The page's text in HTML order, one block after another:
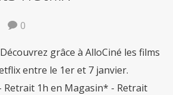
bonne
achat rapide
les gars, mais les
aussi des douleurs
pilule viagra
0
grâce à AlloCiné les films
entre le 1er et 7 janvier.
1h en Magasin* - Retrait